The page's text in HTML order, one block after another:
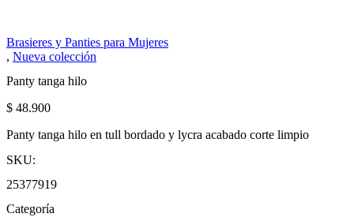
Brasieres y Panties para Mujeres
, Nueva colección
Panty tanga hilo
$ 48.900
Panty tanga hilo en tull bordado y lycra acabado corte limpio
SKU:
25377919
Categoría